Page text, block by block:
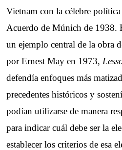
Vietnam con la célebre
Acuerdo de Múnich de 1938.
un ejemplo central de la obra
por Ernest May en 1973,
defendía enfoques más
precedentes históricos y
podían utilizarse de manera
para indicar cuál debe ser la
establecer los criterios de esa